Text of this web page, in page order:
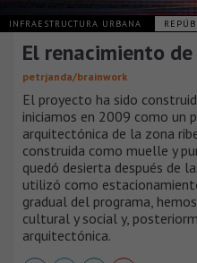
INFRAESTRUCTURA URBANA
El renacimiento
petrjanda/brainwork
El proyecto ha sido
iniciamos en 2009 como un
arquitectónica de la zona
construida como muelle y
quedó desierta después de
utilizó como
gradual del programa,
cultural y social y,
arquitectónica.